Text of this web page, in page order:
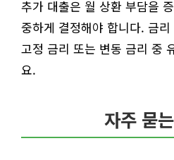
추가 대출은 월 상환 부담을
중하게 결정해야 합니다. 금
고정 금리 또는 변동 금리 중
요.
자주 묻